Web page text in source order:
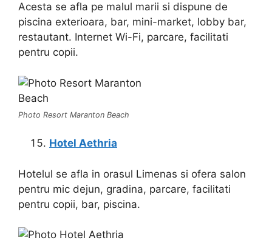
Acesta se afla pe malul marii si dispune de
piscina exterioara, bar, mini-market, lobby bar,
restautant. Internet Wi-Fi, parcare, facilitati
pentru copii.
Photo Resort Maranton Beach
Hotel Aethria
Hotelul se afla in orasul Limenas si ofera salon
pentru mic dejun, gradina, parcare, facilitati
pentru copii, bar, piscina.